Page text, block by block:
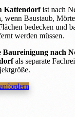
Kattendorfist nach
wenn Baustaub,
bedecken und
werden müssen.
nach
als separate